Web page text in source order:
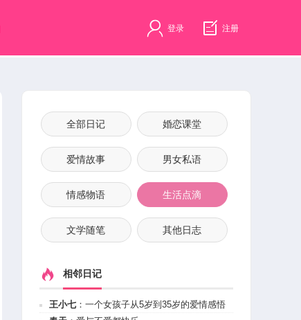
登录 注册
全部日记 婚恋课堂
爱情故事 男女私语
情感物语 生活点滴
文学随笔 其他日志
相邻日记
王小七 ： 一个女孩子从5岁到35岁的爱情感悟